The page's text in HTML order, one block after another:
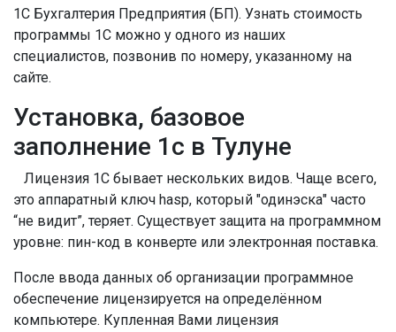
1С Бухгалтерия Предприятия (БП). Узнать стоимость
программы 1С можно у одного из наших
специалистов, позвонив по номеру, указанному на
сайте.
Установка, базовое
заполнение 1с в Тулуне
Лицензия 1С бывает нескольких видов. Чаще всего,
это аппаратный ключ hasp, который "одинэска" часто
“не видит”, теряет. Существует защита на программном
уровне: пин-код в конверте или электронная поставка.
После ввода данных об организации программное
обеспечение лицензируется на определённом
компьютере. Купленная Вами лицензия